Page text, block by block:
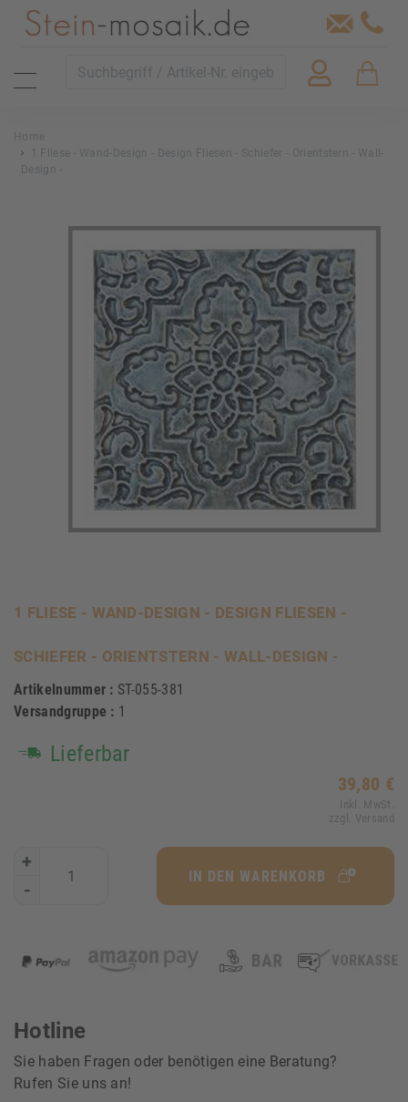
Home
1 Fliese - Wand-Design - Design Fliesen - Schiefer - Orientstern - Wall-
Design -
1 FLIESE - WAND-DESIGN - DESIGN FLIESEN -
SCHIEFER - ORIENTSTERN - WALL-DESIGN -
Artikelnummer : ST-055-381
Versandgruppe : 1
Lieferbar
39,80 €
Inkl. MwSt.
zzgl. Versand
+
-
IN DEN WARENKORB
Hotline
Sie haben Fragen oder benötigen eine Beratung?
Rufen Sie uns an!